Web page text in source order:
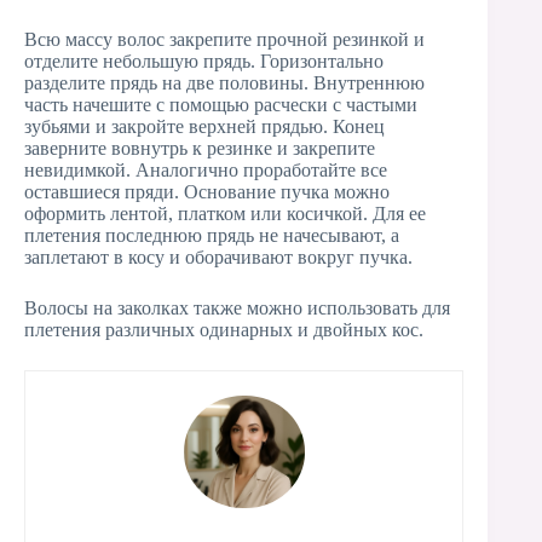
Всю массу волос закрепите прочной резинкой и
отделите небольшую прядь. Горизонтально
разделите прядь на две половины. Внутреннюю
часть начешите с помощью расчески с частыми
зубьями и закройте верхней прядью. Конец
заверните вовнутрь к резинке и закрепите
невидимкой. Аналогично проработайте все
оставшиеся пряди. Основание пучка можно
оформить лентой, платком или косичкой. Для ее
плетения последнюю прядь не начесывают, а
заплетают в косу и оборачивают вокруг пучка.
Волосы на заколках также можно использовать для
плетения различных одинарных и двойных кос.